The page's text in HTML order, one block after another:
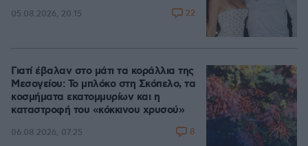
05.08.2026, 20:15 22
Γιατί έβαλαν στο μάτι τα κοράλλια της
Μεσογείου: Το μπλόκο στη Σκόπελο, τα
κοσμήματα εκατομμυρίων και η
καταστροφή του «κόκκινου χρυσού»
06.08.2026, 07:25 8